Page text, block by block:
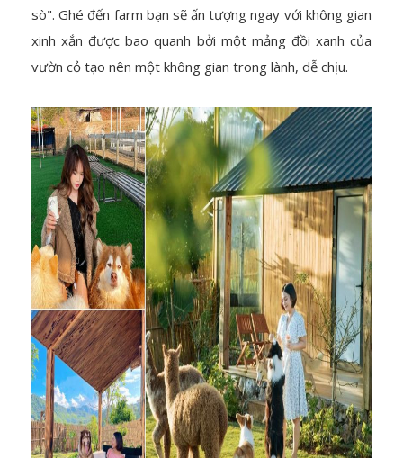
sò". Ghé đến farm bạn sẽ ấn tượng ngay với không gian
xinh xắn được bao quanh bởi một mảng đồi xanh của
vườn cỏ tạo nên một không gian trong lành, dễ chịu.